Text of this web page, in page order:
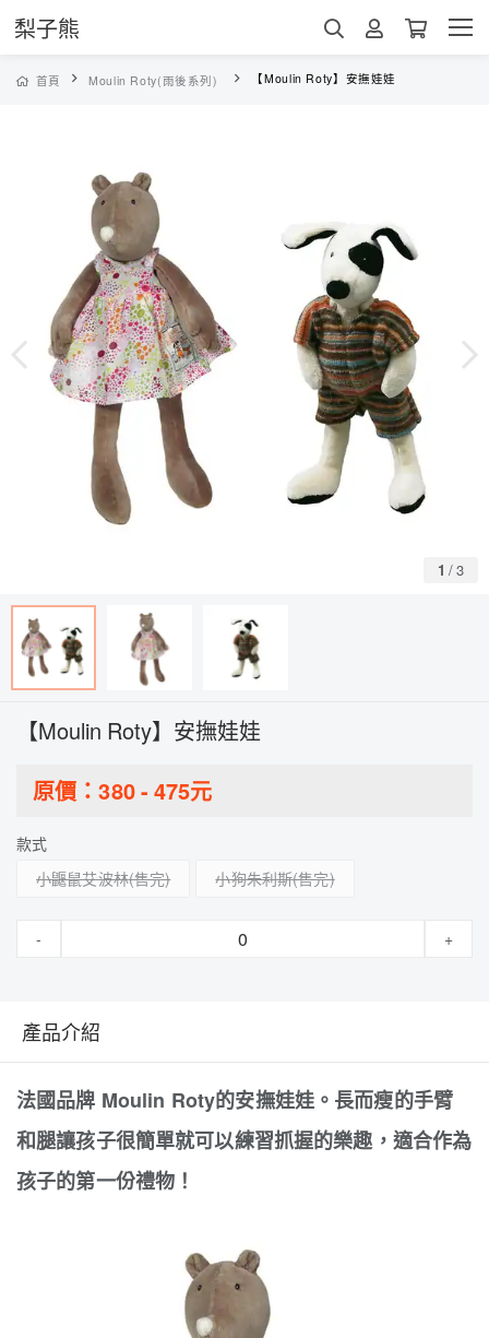
梨子熊
首頁 Moulin Roty(雨後系列) 【Moulin Roty】安撫娃娃
1 /3
【Moulin Roty】安撫娃娃
原價：380- 475元
款式
小鼴鼠艾波林
小狗朱利斯
- +
產品介紹
法國品牌 Moulin Roty的安撫娃娃。長而瘦的手臂
和腿讓孩子很簡單就可以練習抓握的樂趣，適合作為
孩子的第一份禮物！